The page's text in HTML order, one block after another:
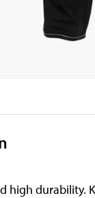
high durability.